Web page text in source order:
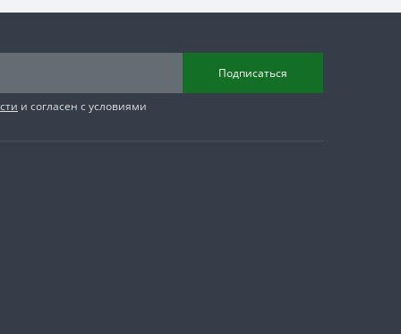
Подписаться
и согласен с условиями